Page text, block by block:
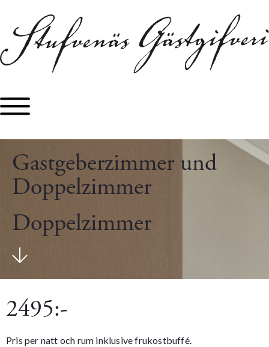
Gastgeberzimmer und
Doppelzimmer
Doppelzimmer
2495:-
Pris per natt och rum inklusive frukostbuffé.